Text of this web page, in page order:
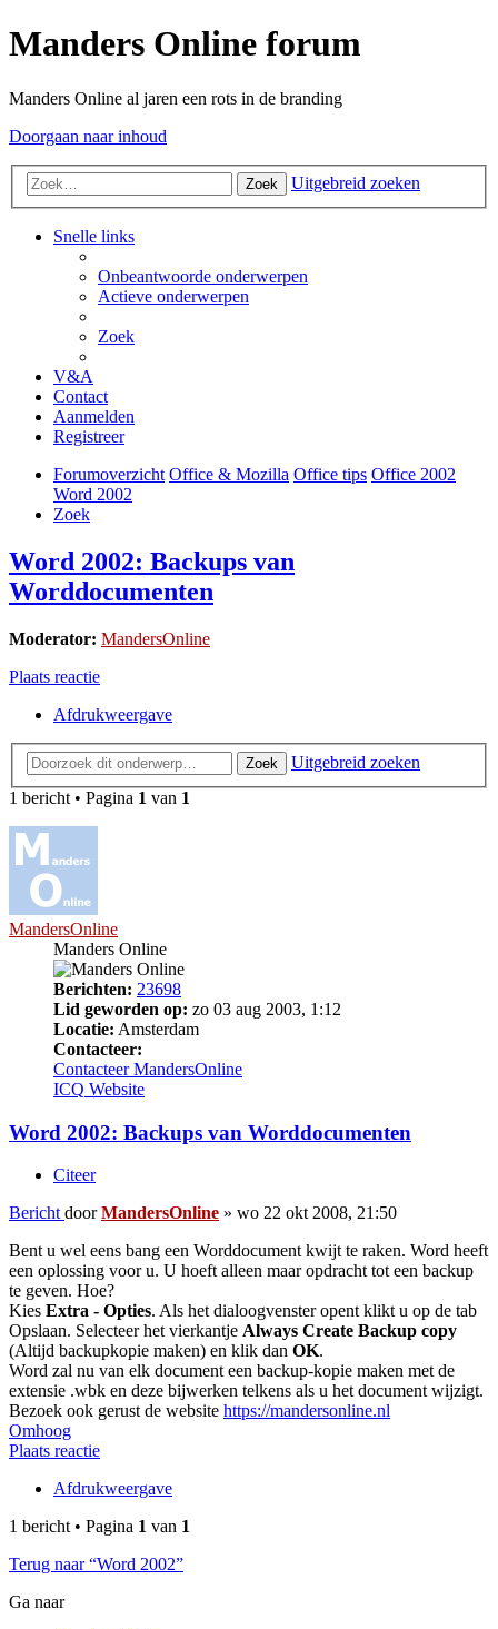
Manders Online forum
Manders Online al jaren een rots in de branding
Doorgaan naar inhoud
Zoek Uitgebreid zoeken
Snelle links
Onbeantwoorde onderwerpen
Actieve onderwerpen
Zoek
V&A
Contact
Aanmelden
Registreer
Forumoverzicht Office & Mozilla Office tips Office 2002
Word 2002
Zoek
Word 2002: Backups van
Worddocumenten
Moderator: MandersOnline
Plaats reactie
Afdrukweergave
Zoek
Uitgebreid zoeken
1 bericht • Pagina 1 van 1
MandersOnline
Manders Online
Berichten: 23698
Lid geworden op: zo 03 aug 2003, 1:12
Locatie: Amsterdam
Contacteer:
Contacteer MandersOnline
ICQ Website
Word 2002: Backups van Worddocumenten
Citeer
Bericht doorMandersOnline » wo 22 okt 2008, 21:50
Bent u wel eens bang een Worddocument kwijt te raken. Word heeft
een oplossing voor u. U hoeft alleen maar opdracht tot een backup
te geven. Hoe?
Kies Extra - Opties. Als het dialoogvenster opent klikt u op de tab
Opslaan. Selecteer het vierkantje Always Create Backup copy
(Altijd backupkopie maken) en klik dan OK.
Word zal nu van elk document een backup-kopie maken met de
extensie .wbk en deze bijwerken telkens als u het document wijzigt.
Bezoek ook gerust de website https://mandersonline.nl
Omhoog
Plaats reactie
Afdrukweergave
1 bericht • Pagina 1 van 1
Terug naar “Word 2002”
Ga naar